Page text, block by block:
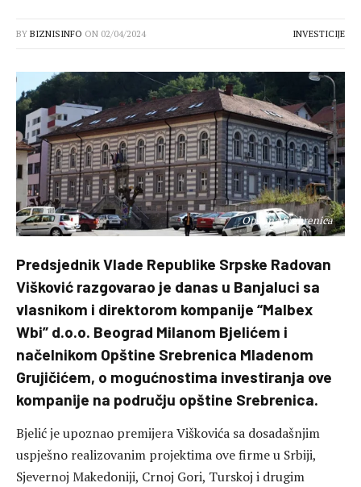
BY BIZNISINFO ON 02/04/2024 INVESTICIJE
Opština Srebrenica
Predsjednik Vlade Republike Srpske Radovan
Višković razgovarao je danas u Banjaluci sa
vlasnikom i direktorom kompanije “Malbex
Wbi” d.o.o. Beograd Milanom Bjelićem i
načelnikom Opštine Srebrenica Mladenom
Grujičićem, o mogućnostima investiranja ove
kompanije na području opštine Srebrenica.
Bjelić je upoznao premijera Viškovića sa dosadašnjim
uspješno realizovanim projektima ove firme u Srbiji,
Sjevernoj Makedoniji, Crnoj Gori, Turskoj i drugim